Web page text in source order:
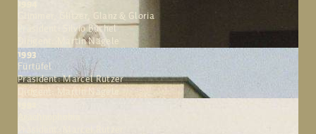
Glimmer, Glitzer, Glanz & Gloria
Präsident: Silvio Büchel
Dirigent: Martin Nägele
1993
Fürtüfel
Präsident: Marcel Rutzer
Dirigent: Martin Nägele